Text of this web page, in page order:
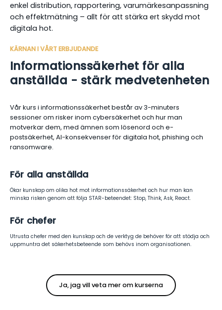
enkel distribution, rapportering, varumärkesanpassning
och effektmätning – allt för att stärka ert skydd mot
digitala hot.
KÄRNAN I VÅRT ERBJUDANDE
Informationssäkerhet för alla
anställda - stärk medvetenheten
Vår kurs i informationssäkerhet består av 3-minuters
sessioner om risker inom cybersäkerhet och hur man
motverkar dem, med ämnen som lösenord och e-
postsäkerhet, AI-konsekvenser för digitala hot, phishing och
ransomware.
För alla anställda
Ökar kunskap om olika hot mot informationssäkerhet och hur man kan
minska risken genom att följa STAR-beteendet: Stop, Think, Ask, React.
För chefer
Utrusta chefer med den kunskap och de verktyg de behöver för att stödja och
uppmuntra det säkerhetsbeteende som behövs inom organisationen.
Ja, jag vill veta mer om kurserna